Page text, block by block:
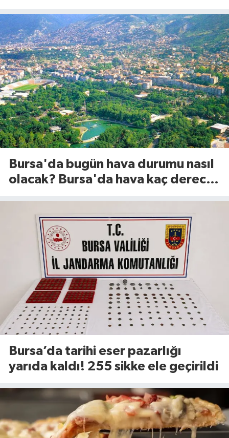
Bursa'da bugün hava durumu nasıl
olacak? Bursa'da hava kaç derece?
Bursa’da tarihi eser pazarlığı
yarıda kaldı! 255 sikke ele geçirildi